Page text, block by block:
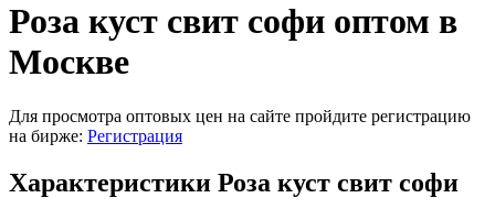
Роза куст свит софи оптом в
Москве
Для просмотра оптовых цен на сайте пройдите регистрацию
на бирже: Регистрация
Характеристики Роза куст свит софи